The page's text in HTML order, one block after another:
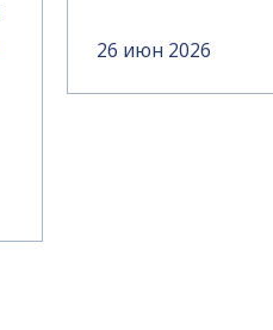
26 июн 2026